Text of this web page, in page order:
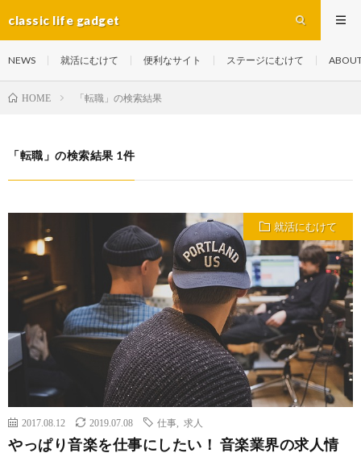
classic life gadget
NEWS 就活にむけて 便利なサイト ステージにむけて
HOME 「転職」の検索結果
「転職」の検索結果 1件
就活にむけて
2017.08.12 2019.07.08 仕事 求人
やっぱり音楽を仕事にしたい！ 音楽業界の求人情